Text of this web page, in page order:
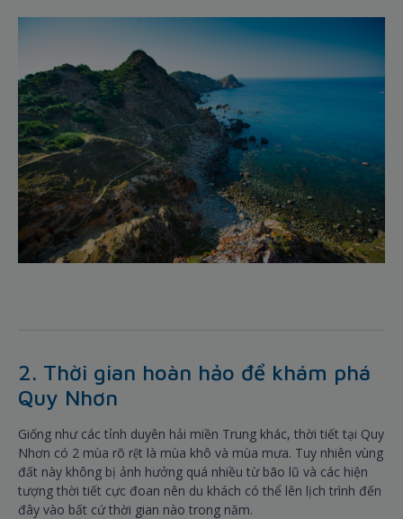
2. Thời gian hoàn hảo để khám phá
Quy Nhơn
Giống như các tỉnh duyên hải miền Trung khác, thời tiết tại Quy
Nhơn có 2 mùa rõ rệt là mùa khô và mùa mưa. Tuy nhiên vùng
đất này không bị ảnh hưởng quá nhiều từ bão lũ và các hiện
tượng thời tiết cực đoan nên du khách có thể lên lịch trình đến
đây vào bất cứ thời gian nào trong năm.